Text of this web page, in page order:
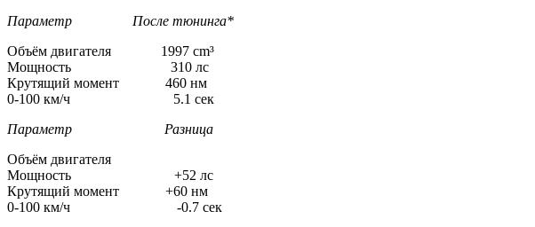
Параметр После тюнинга*
Объём двигателя 1997 cm³
Мощность 310 лс
Крутящий момент 460 нм
0-100 км/ч 5.1 сек
Параметр Разница
Объём двигателя
Мощность +52 лс
Крутящий момент +60 нм
0-100 км/ч -0.7 сек